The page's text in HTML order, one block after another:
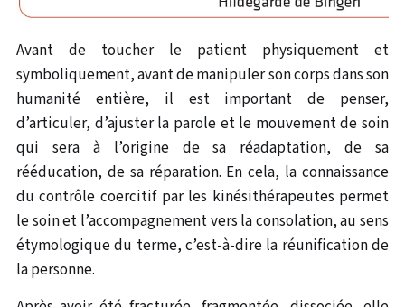
Avant de toucher le patient physiquement et
symboliquement, avant de manipuler son corps dans son
humanité entière, il est important de penser,
d’articuler, d’ajuster la parole et le mouvement de soin
qui sera à l’origine de sa réadaptation, de sa
rééducation, de sa réparation. En cela, la connaissance
du contrôle coercitif par les kinésithérapeutes permet
le soin et l’accompagnement vers la consolation, au sens
étymologique du terme, c’est-à-dire la réunification de
la personne.